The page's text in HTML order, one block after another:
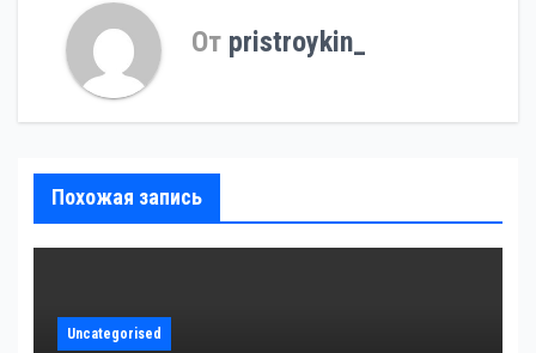
От pristroykin_
Похожая запись
Uncategorised